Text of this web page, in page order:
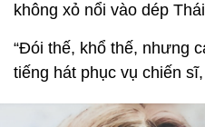
không xỏ nổi vào dép
“Đói thế, khổ thế, nhưng
tiếng hát phục vụ chiến